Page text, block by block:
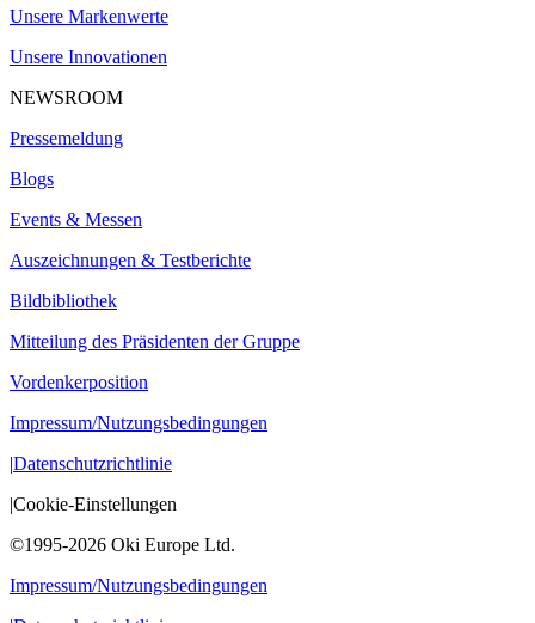
Unsere Markenwerte
Unsere Innovationen
NEWSROOM
Pressemeldung
Blogs
Events & Messen
Auszeichnungen & Testberichte
Bildbibliothek
Mitteilung des Präsidenten der Gruppe
Vordenkerposition
Impressum/Nutzungsbedingungen
|Datenschutzrichtlinie
|Cookie-Einstellungen
©1995-2026 Oki Europe Ltd.
Impressum/Nutzungsbedingungen